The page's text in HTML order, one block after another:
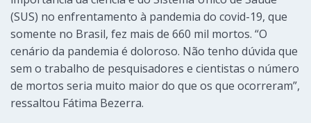
(SUS) no enfrentamento à pandemia do covid-19, que
somente no Brasil, fez mais de 660 mil mortos. “O
cenário da pandemia é doloroso. Não tenho dúvida que
sem o trabalho de pesquisadores e cientistas o número
de mortos seria muito maior do que os que ocorreram”,
ressaltou Fátima Bezerra.